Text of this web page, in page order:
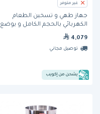
غير متوفر
جهاز طهي و تسخين الطعام
الكهربائي بالحجم الكامل و يوضع
فوق الأسطح (6055A) من نيمكو
4,079
توصيل مجاني
يشحن من إكويب